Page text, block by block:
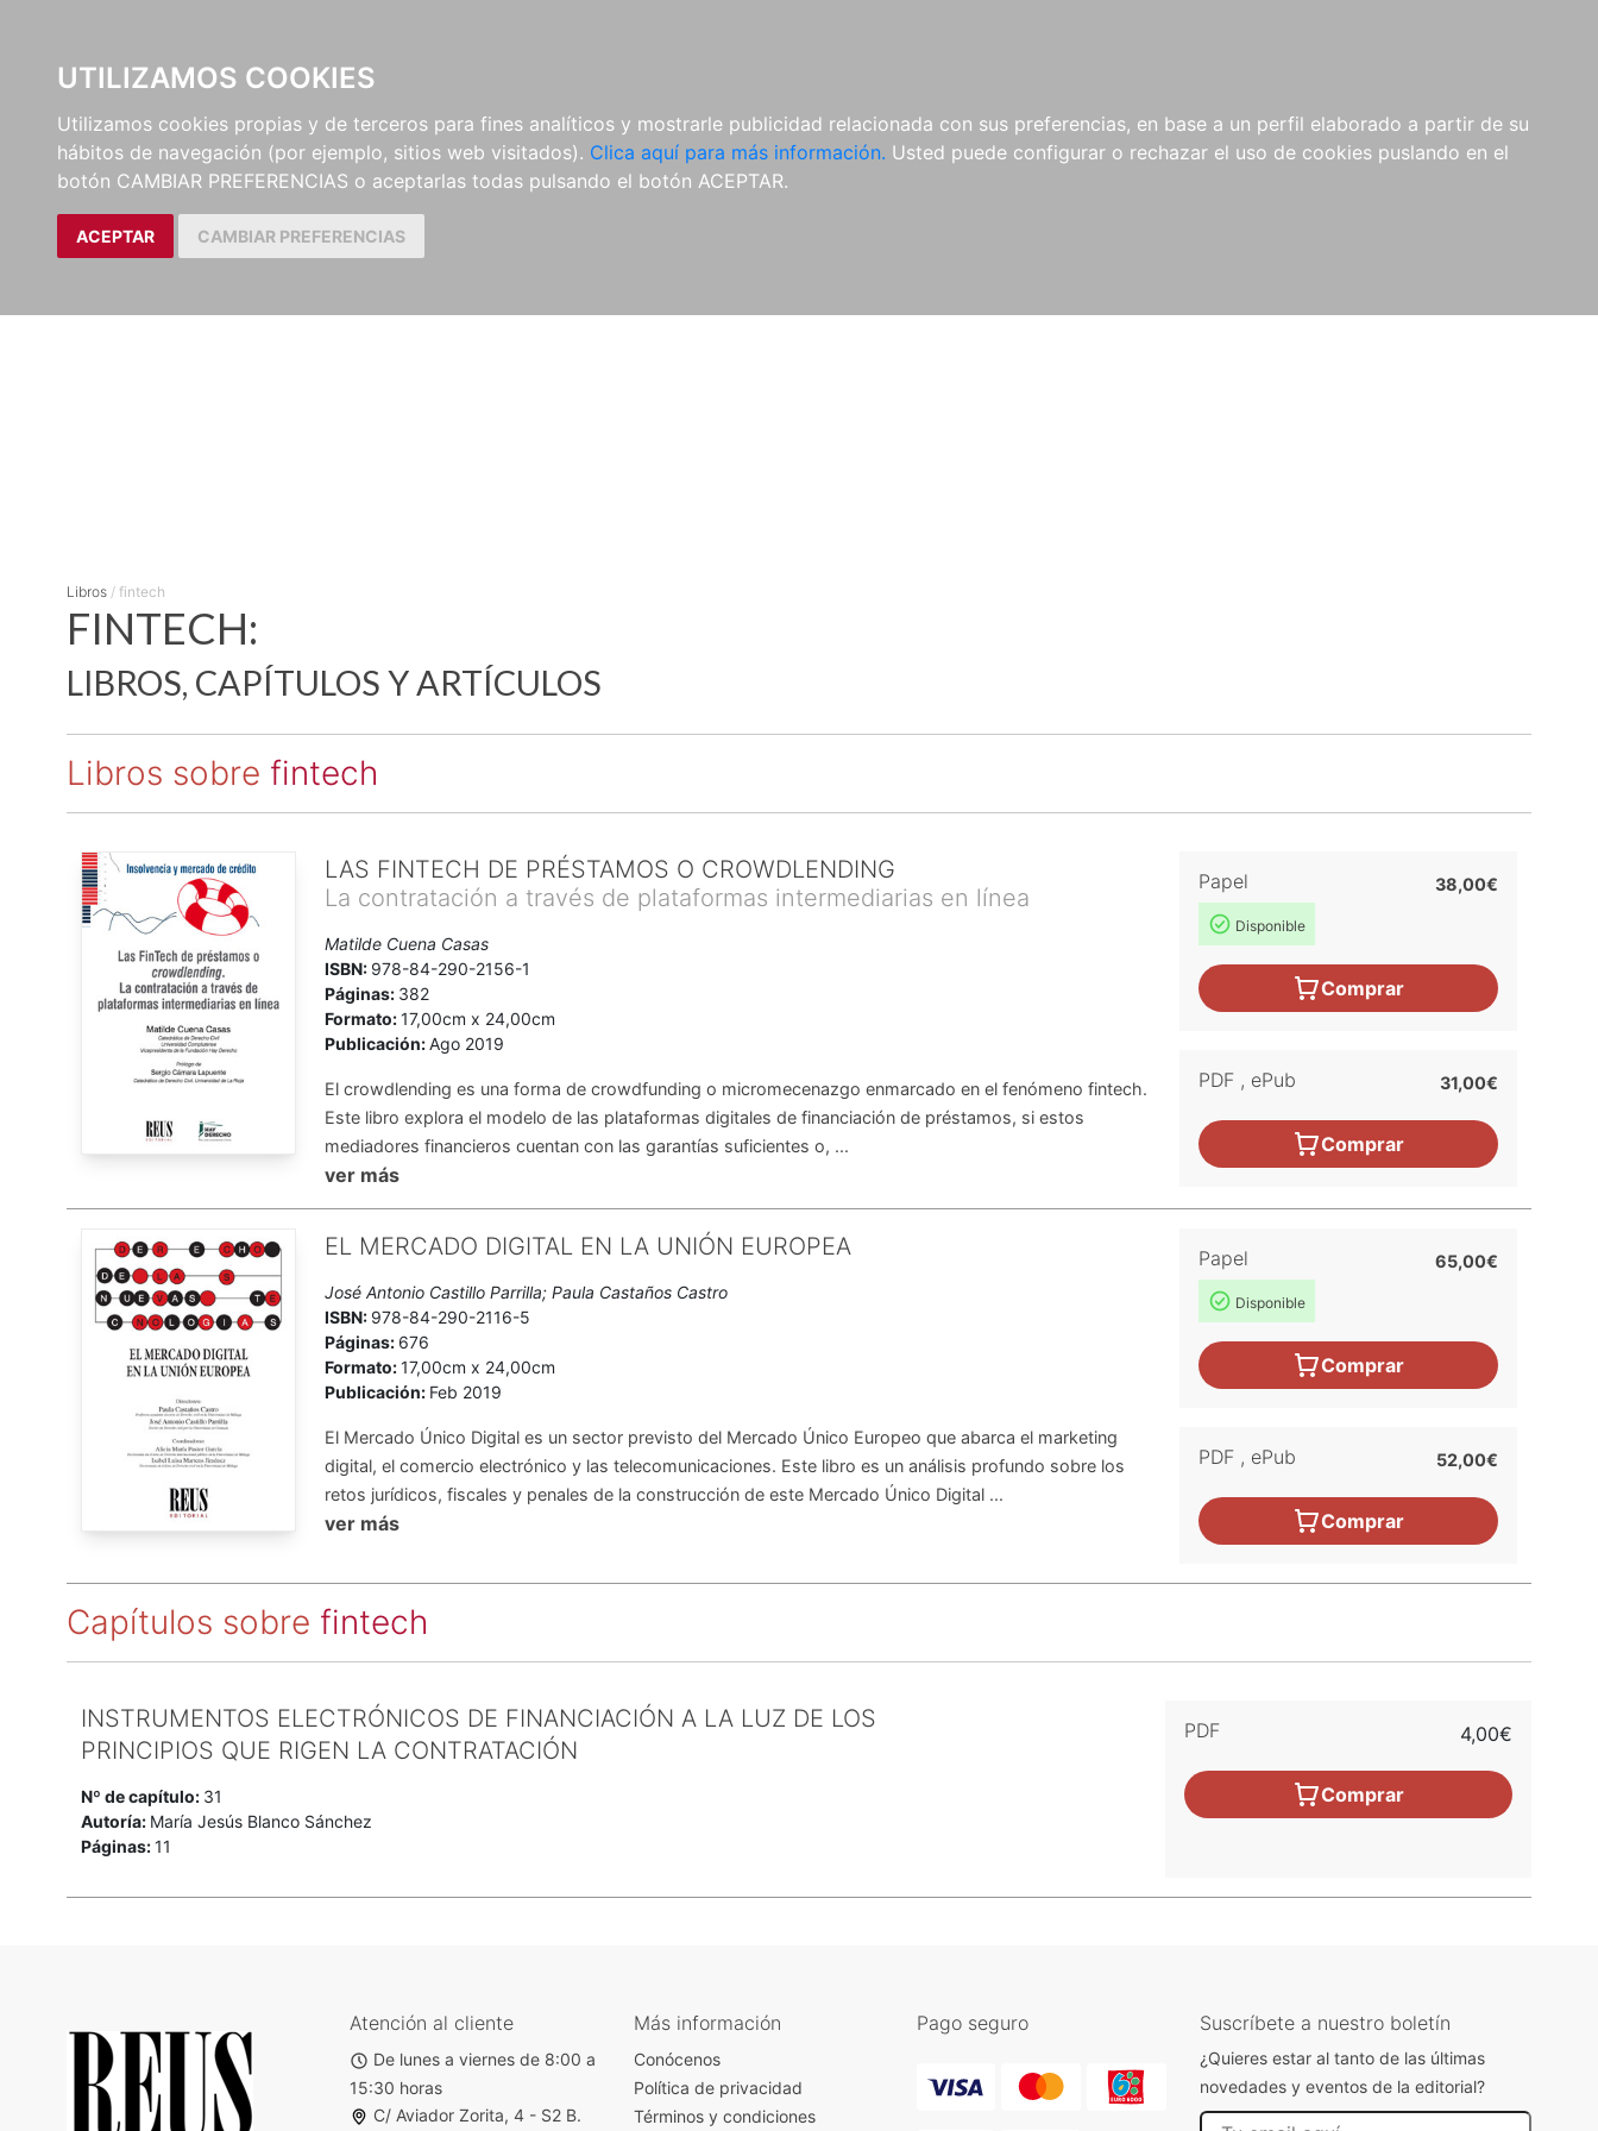
UTILIZAMOS COOKIES
Utilizamos cookies propias y de terceros para fines analíticos y mostrarle publicidad relacionada con sus preferencias, en base a un perfil elaborado a partir de su
hábitos de navegación (por ejemplo, sitios web visitados). Clica aquí para más información. Usted puede configurar o rechazar el uso de cookies puslando en el
botón CAMBIAR PREFERENCIAS o aceptarlas todas pulsando el botón ACEPTAR.
ACEPTAR CAMBIAR PREFERENCIAS
EDITORIAL E-BOOKS
LibrosAutoresColecciones
Libros / fintech
FINTECH:
LIBROS, CAPÍTULOS Y ARTÍCULOS
Libros sobre fintech
LAS FINTECH DE PRÉSTAMOS O CROWDLENDING
La contratación a través de plataformas intermediarias en línea
Matilde Cuena Casas
ISBN: 978-84-290-2156-1
Páginas: 382
Formato:17,00cm x 24,00cm
Publicación:Ago 2019
El crowdlending es una forma de crowdfunding o micromecenazgo enmarcado en el fenómeno fintech.
Este libro explora el modelo de las plataformas digitales de financiación de préstamos, si estos
mediadores financieros cuentan con las garantías suficientes o, ...
ver más
Papel
Disponible
38,00€
Comprar
PDF, ePub 31,00€
Comprar
EL MERCADO DIGITAL EN LA UNIÓN EUROPEA
José Antonio Castillo Parrilla; Paula Castaños Castro
ISBN: 978-84-290-2116-5
Páginas: 676
Formato:17,00cm x 24,00cm
Publicación: Feb 2019
El Mercado Único Digital es un sector previsto del Mercado Único Europeo que abarca el marketing
digital, el comercio electrónico y las telecomunicaciones. Este libro es un análisis profundo sobre los
retos jurídicos, fiscales y penales de la construcción de este Mercado Único Digital ...
ver más
Papel
Disponible
65,00€
Comprar
PDF, ePub 52,00€
Comprar
Capítulos sobre fintech
INSTRUMENTOS ELECTRÓNICOS DE FINANCIACIÓN A LA LUZ DE LOS
PRINCIPIOS QUE RIGEN LA CONTRATACIÓN
Nº de capítulo: 31
Autoría: María Jesús Blanco Sánchez
Páginas:11
PDF 4,00€
Comprar
Atención al cliente
De lunes a viernes de 8:00 a
15:30 horas
C/ Aviador Zorita, 4 - S2 B.
Más información
Conócenos
Política de privacidad
Términos y condiciones
Pago seguro Suscríbete a nuestro boletín
¿Quieres estar al tanto de las últimas
novedades y eventos de la editorial?